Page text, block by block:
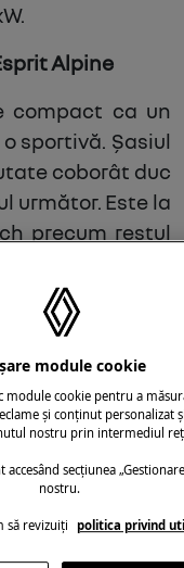
Alpine
compact ca un
sportivă. Șasiul
coborât duc
următor. Este la
precum restul
acum include o
extra poftă de
E-Tech
prin:
Grey
în față și în
Black
în spate cu
module cookie
module cookie pentru a
și conținut personalizat
nostru prin intermediul
secțiunea
nostru.
să revizuiți politica privind